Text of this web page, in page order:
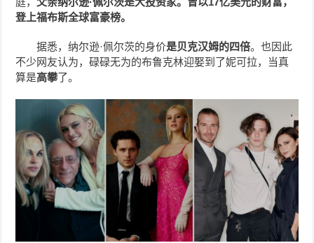
登上福布斯全球富豪榜。
据悉，纳尔逊·佩尔茨的身价是贝克汉姆的四倍。也因此
不少网友认为，碌碌无为的布鲁克林迎娶到了妮可拉，当真
算是高攀了。